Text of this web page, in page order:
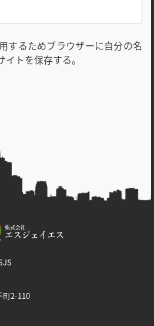
するためブラウザーに自分の名
トを保存する。
町2-110